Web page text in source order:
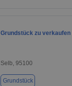
Grundstück zu verkaufen
Selb, 95100
Grundstück